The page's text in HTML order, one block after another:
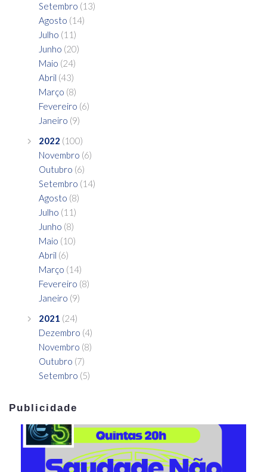
Setembro (13)
Agosto (14)
Julho (11)
Junho (20)
Maio (24)
Abril (43)
Março (8)
Fevereiro (6)
Janeiro (9)
2022 (100)
Novembro (6)
Outubro (6)
Setembro (14)
Agosto (8)
Julho (11)
Junho (8)
Maio (10)
Abril (6)
Março (14)
Fevereiro (8)
Janeiro (9)
2021 (24)
Dezembro (4)
Novembro (8)
Outubro (7)
Setembro (5)
Publicidade